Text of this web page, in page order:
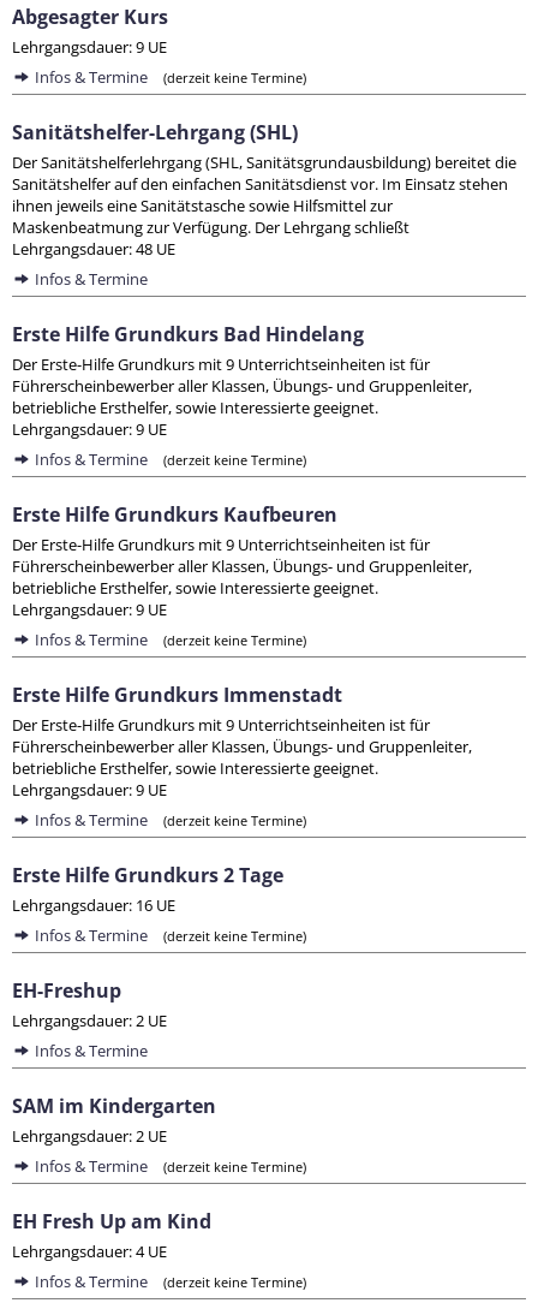
Abgesagter Kurs
Lehrgangsdauer: 9 UE
Infos & Termine
(derzeit keine Termine)
Sanitätshelfer-Lehrgang (SHL)
Der Sanitätshelferlehrgang (SHL, Sanitätsgrundausbildung) bereitet die
Sanitätshelfer auf den einfachen Sanitätsdienst vor. Im Einsatz stehen
ihnen jeweils eine Sanitätstasche sowie Hilfsmittel zur
Maskenbeatmung zur Verfügung. Der Lehrgang schließt
Lehrgangsdauer: 48 UE
Infos & Termine
Erste Hilfe Grundkurs Bad Hindelang
Der Erste-Hilfe Grundkurs mit 9 Unterrichtseinheiten ist für
Führerscheinbewerber aller Klassen, Übungs- und Gruppenleiter,
betriebliche Ersthelfer, sowie Interessierte geeignet.
Lehrgangsdauer: 9 UE
Infos & Termine
(derzeit keine Termine)
Erste Hilfe Grundkurs Kaufbeuren
Der Erste-Hilfe Grundkurs mit 9 Unterrichtseinheiten ist für
Führerscheinbewerber aller Klassen, Übungs- und Gruppenleiter,
betriebliche Ersthelfer, sowie Interessierte geeignet.
Lehrgangsdauer: 9 UE
Infos & Termine
(derzeit keine Termine)
Erste Hilfe Grundkurs Immenstadt
Der Erste-Hilfe Grundkurs mit 9 Unterrichtseinheiten ist für
Führerscheinbewerber aller Klassen, Übungs- und Gruppenleiter,
betriebliche Ersthelfer, sowie Interessierte geeignet.
Lehrgangsdauer: 9 UE
Infos & Termine
(derzeit keine Termine)
Erste Hilfe Grundkurs 2 Tage
Lehrgangsdauer: 16 UE
Infos & Termine
(derzeit keine Termine)
EH-Freshup
Lehrgangsdauer: 2 UE
Infos & Termine
SAM im Kindergarten
Lehrgangsdauer: 2 UE
Infos & Termine
(derzeit keine Termine)
EH Fresh Up am Kind
Lehrgangsdauer: 4 UE
Infos & Termine
(derzeit keine Termine)